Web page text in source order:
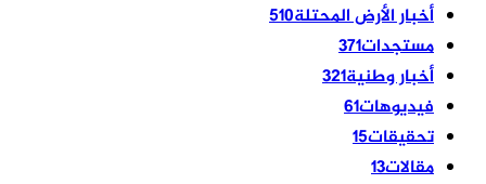
أخبار الأرض المحتلة510
مستجدات371
أخبار وطنية321
فيديوهات61
تحقيقات15
مقالات13